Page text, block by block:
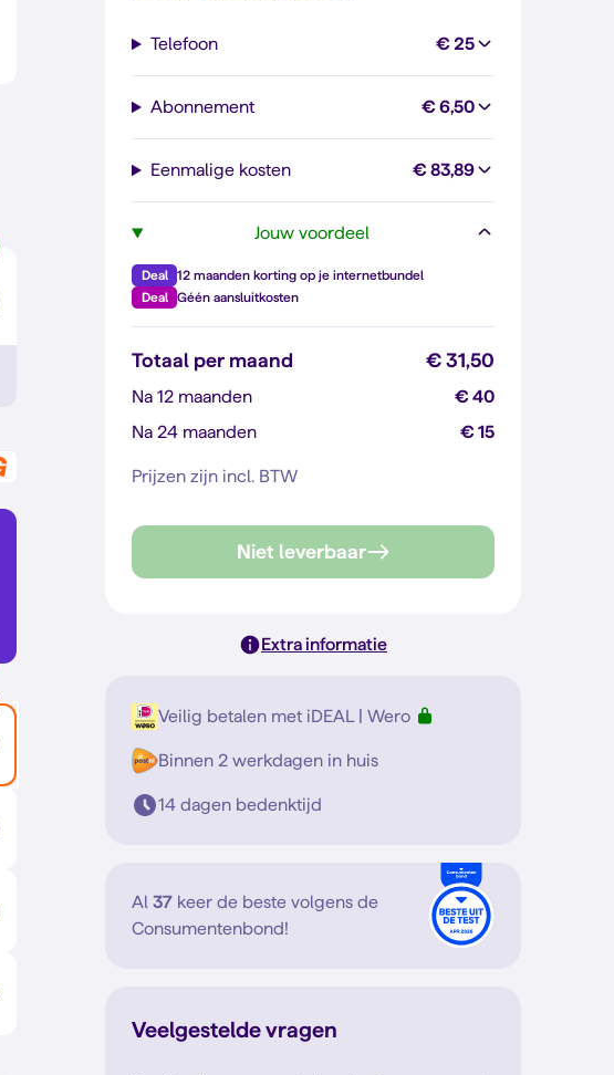
Telefoon € 25
Abonnement € 6,50
Eenmalige kosten € 83,89
Jouw voordeel
Deal
12 maanden korting op je internetbundel
Deal
Géén aansluitkosten
Totaal per maand € 31,50
Na 12 maanden
€ 40
Na 24 maanden
€ 15
Prijzen zijn incl. BTW
Niet leverbaar
Extra informatie
Veilig betalen met iDEAL | Wero
Binnen 2 werkdagen in huis
14 dagen bedenktijd
Al 37 keer de beste volgens de
Consumentenbond!
Veelgestelde vragen